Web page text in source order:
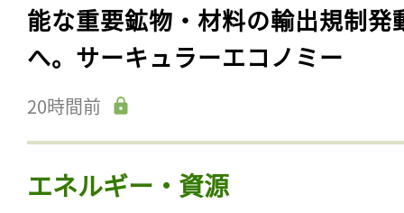
能な重要鉱物・材料の輸出規制発
へ。サーキュラーエコノミー
20時間前
エネルギー・資源